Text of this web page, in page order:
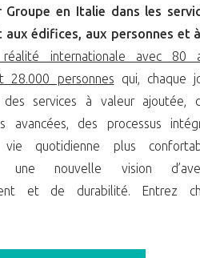
Groupe en Italie dans les
aux édifices, aux personnes et
internationale avec 80
28.000 personnes qui, chaque
des services à valeur ajoutée,
avancées, des processus
quotidienne plus
une nouvelle vision
et de durabilité. Entrez